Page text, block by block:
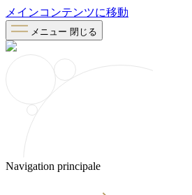
メインコンテンツに移動
メニュー 閉じる
Navigation principale